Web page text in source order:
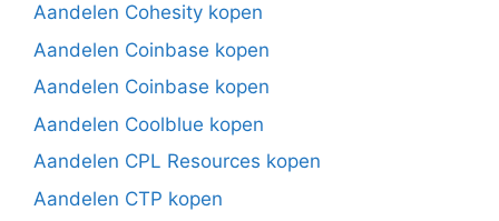
Aandelen Cohesity kopen
Aandelen Coinbase kopen
Aandelen Coinbase kopen
Aandelen Coolblue kopen
Aandelen CPL Resources kopen
Aandelen CTP kopen